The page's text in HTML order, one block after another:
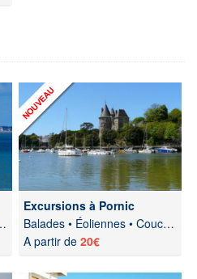
Excursions à Pornic
Balades • Éoliennes • Coucher soleil
A partir de 20€